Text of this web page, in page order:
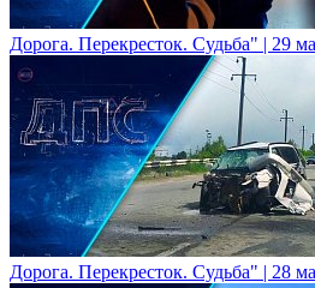
Дорога. Перекресток. Судьба" | 29
Дорога. Перекресток. Судьба" | 28